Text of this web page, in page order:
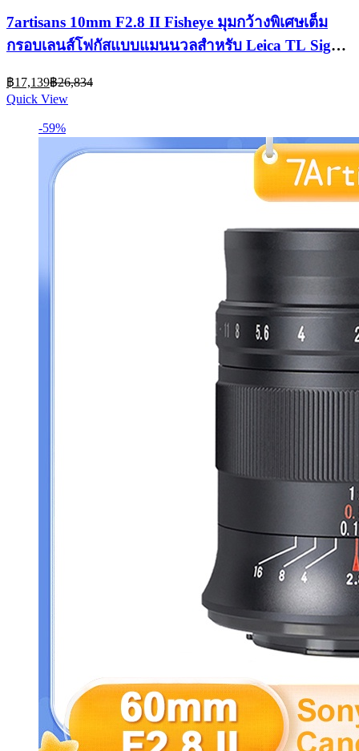
7artisans 10mm F2.8 II Fisheye มุมกว้างพิเศษเต็ม
กรอบเลนส์โฟกัสแบบแมนนวลสําหรับ Leica TL Sigma
A9
฿17,139Current
price
is:
฿17,139.
฿26,834
Quick View
-59%